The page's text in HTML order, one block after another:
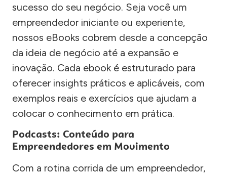
sucesso do seu negócio. Seja você um
empreendedor iniciante ou experiente,
nossos eBooks cobrem desde a concepção
da ideia de negócio até a expansão e
inovação. Cada ebook é estruturado para
oferecer insights práticos e aplicáveis, com
exemplos reais e exercícios que ajudam a
colocar o conhecimento em prática.
Podcasts: Conteúdo para
Empreendedores em Movimento
Com a rotina corrida de um empreendedor,